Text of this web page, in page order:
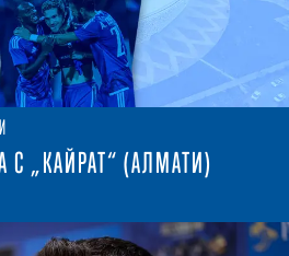
С „КАЙРАТ“ (АЛМАТИ)